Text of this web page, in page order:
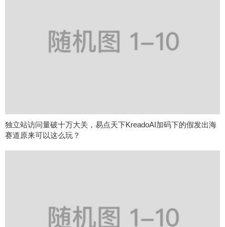
独立站访问量破十万大关，易点天下KreadoAI加码下的假发出海
赛道原来可以这么玩？